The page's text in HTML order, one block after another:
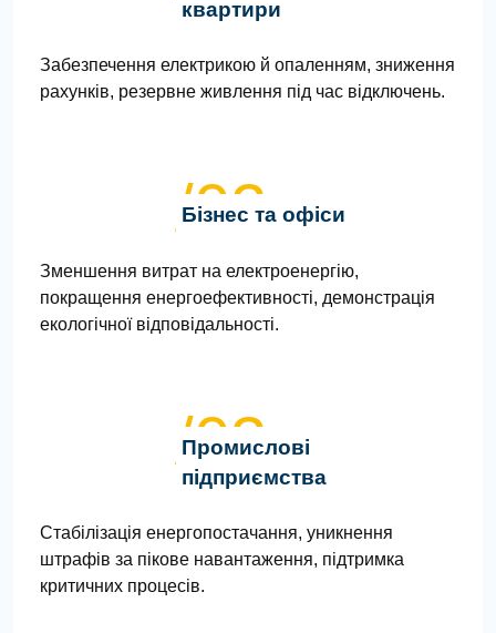
квартири
Забезпечення електрикою й опаленням, зниження
рахунків, резервне живлення під час відключень.
/02
Бізнес та офіси
Зменшення витрат на електроенергію,
покращення енергоефективності, демонстрація
екологічної відповідальності.
/03
Промислові
підприємства
Стабілізація енергопостачання, уникнення
штрафів за пікове навантаження, підтримка
критичних процесів.